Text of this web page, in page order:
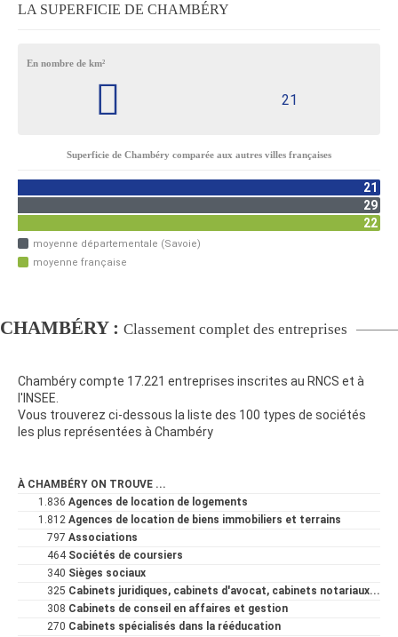
LA SUPERFICIE DE CHAMBÉRY
En nombre de km²
21
Superficie de Chambéry comparée aux autres villes françaises
21
29
22
moyenne départementale (Savoie)
moyenne française
CHAMBÉRY : Classement complet des entreprises
Chambéry compte 17.221 entreprises inscrites au RNCS et à
l'INSEE.
Vous trouverez ci-dessous la liste des 100 types de sociétés
les plus représentées à Chambéry
À CHAMBÉRY ON TROUVE ...
1.836 Agences de location de logements
1.812 Agences de location de biens immobiliers et terrains
797 Associations
464 Sociétés de coursiers
340 Sièges sociaux
325 Cabinets juridiques, cabinets d'avocat, cabinets notariaux...
308 Cabinets de conseil en affaires et gestion
270 Cabinets spécialisés dans la rééducation